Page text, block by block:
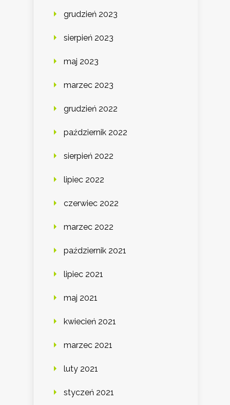
grudzień 2023
sierpień 2023
maj 2023
marzec 2023
grudzień 2022
październik 2022
sierpień 2022
lipiec 2022
czerwiec 2022
marzec 2022
październik 2021
lipiec 2021
maj 2021
kwiecień 2021
marzec 2021
luty 2021
styczeń 2021